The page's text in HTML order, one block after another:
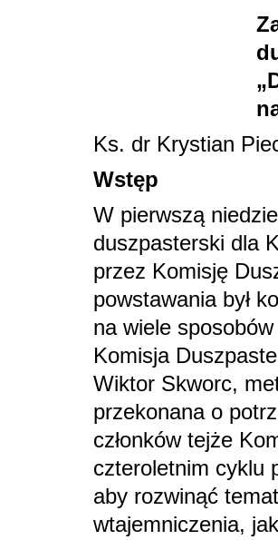
Ks. dr Krystian
Wstęp
W pierwszą
duszpasterski dla
przez Komisję
powstawania był
na wiele
Komisja
Wiktor Skworc,
przekonana o
członków tejże
czteroletnim cyklu
aby rozwinąć
wtajemniczenia,